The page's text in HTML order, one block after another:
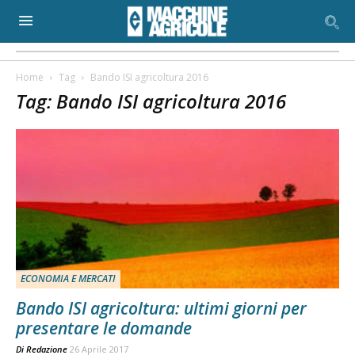
Home Tag Bando ISI agricoltura 2016
Tag: Bando ISI agricoltura 2016
ECONOMIA E MERCATI
Bando ISI agricoltura: ultimi giorni per
presentare le domande
Di Redazione 26 Aprile 2017